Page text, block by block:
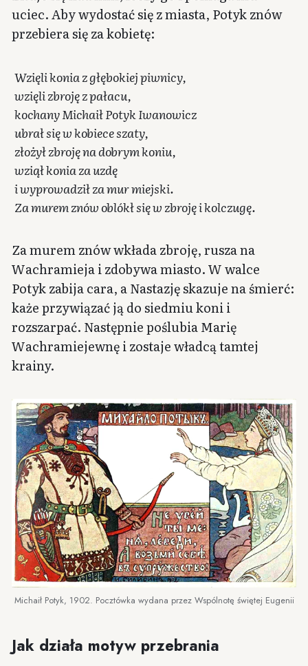
uciec. Aby wydostać się z miasta, Potyk znów
przebiera się za kobietę:
Wzięli konia z głębokiej piwnicy,
wzięli zbroję z pałacu,
kochany Michaił Potyk Iwanowicz
ubrał się w kobiece szaty,
złożył zbroję na dobrym koniu,
wziął konia za uzdę
i wyprowadził za mur miejski.
Za murem znów oblókł się w zbroję i kolczugę.
Za murem znów wkłada zbroję, rusza na
Wachramieja i zdobywa miasto. W walce
Potyk zabija cara, a Nastazję skazuje na śmierć:
każe przywiązać ją do siedmiu koni i
rozszarpać. Następnie poślubia Marię
Wachramiejewnę i zostaje władcą tamtej
krainy.
Michaił Potyk, 1902. Pocztówka wydana przez Wspólnotę świętej Eugenii
Jak działa motyw przebrania